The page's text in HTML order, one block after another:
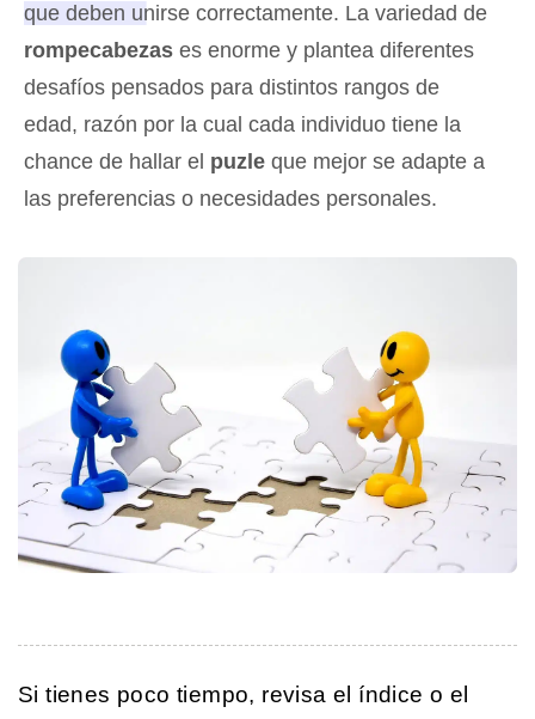
que deben unirse correctamente. La variedad de
rompecabezas es enorme y plantea diferentes
desafíos pensados para distintos rangos de
edad, razón por la cual cada individuo tiene la
chance de hallar el puzle que mejor se adapte a
las preferencias o necesidades personales.
Si tienes poco tiempo, revisa el índice o el